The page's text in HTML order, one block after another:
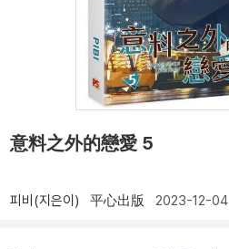
意料之外的戀愛 5
피비(지은이) 平心出版 2023-12-04